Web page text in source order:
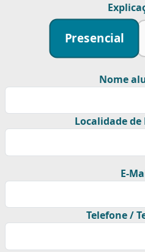
Presencial
Nome
Localidade de
E-
Telefone /